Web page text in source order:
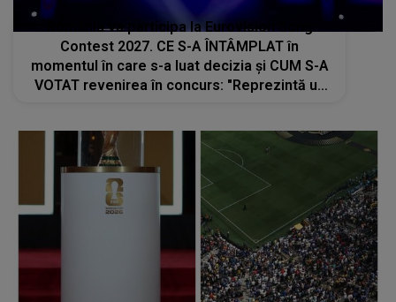
România va participa la Eurovision Song
Contest 2027. CE S-A ÎNTÂMPLAT în
momentul în care s-a luat decizia și CUM S-A
VOTAT revenirea în concurs: "Reprezintă un